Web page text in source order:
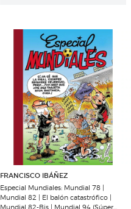
FRANCISCO IBÁÑEZ
Especial Mundiales: Mundial 78 |
Mundial 82 | El balón catastrófico |
Mundial 82-Bis | Mundial 94 (Súper